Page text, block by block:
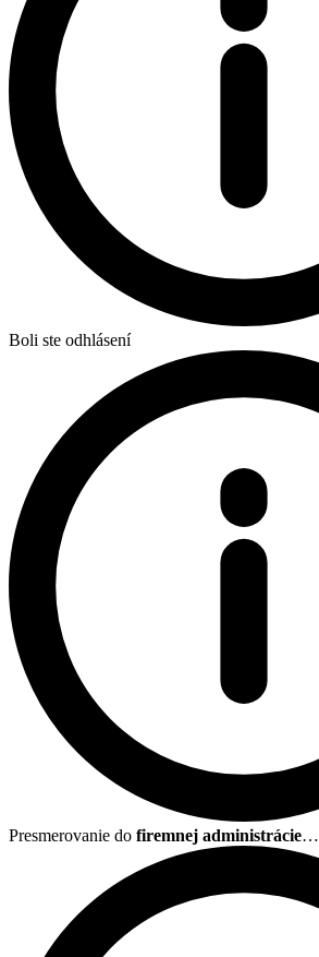
Boli ste odhlásení
Presmerovanie do firemnej administrácie…